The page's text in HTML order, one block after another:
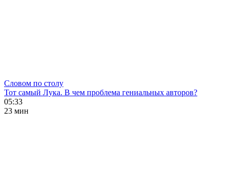
Словом по столу
Тот самый Лука. В чем проблема гениальных авторов?
05:33
23 мин